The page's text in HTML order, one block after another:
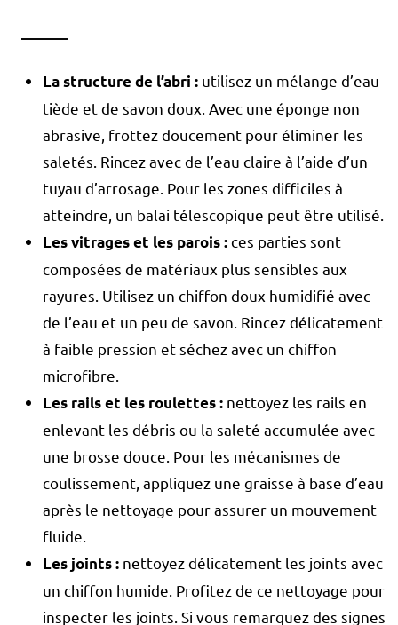
La structure de l’abri : utilisez un mélange d’eau
tiède et de savon doux. Avec une éponge non
abrasive, frottez doucement pour éliminer les
saletés. Rincez avec de l’eau claire à l’aide d’un
tuyau d’arrosage. Pour les zones difficiles à
atteindre, un balai télescopique peut être utilisé.
Les vitrages et les parois :ces parties sont
composées de matériaux plus sensibles aux
rayures. Utilisez un chiffon doux humidifié avec
de l’eau et un peu de savon. Rincez délicatement
à faible pression et séchez avec un chiffon
microfibre.
Les rails et les roulettes : nettoyez les rails en
enlevant les débris ou la saleté accumulée avec
une brosse douce. Pour les mécanismes de
coulissement, appliquez une graisse à base d’eau
après le nettoyage pour assurer un mouvement
fluide.
Les joints: nettoyez délicatement les joints avec
un chiffon humide. Profitez de ce nettoyage pour
inspecter les joints. Si vous remarquez des signes